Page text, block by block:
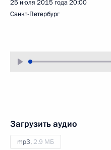
25 июля 2015 года20:00
Санкт-Петербург
Загрузить аудио
mp3, 2.9 МБ